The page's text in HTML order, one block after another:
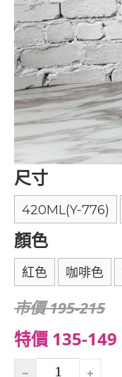
尺寸
420ML(Y-776)
顏色
紅色 咖啡色
市價 195-215
特價 135-149